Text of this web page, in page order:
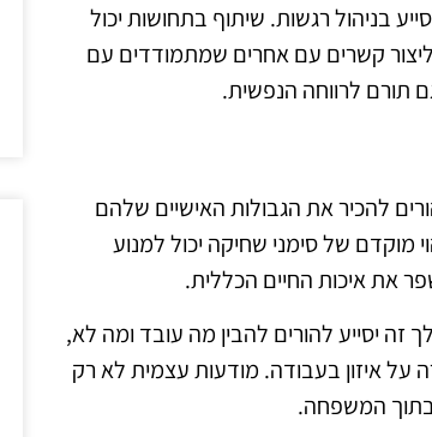
בניהול רגשות. שיתוף בתחושות יכול
וליצור קשרים עם אחרים שמתמודדים עם
תורם לרווחה הנפשית.
להכיר את הגבולות האישיים שלהם
מוקדם של סימני שחיקה יכול למנוע
את איכות החיים הכללית.
זה יסייע להורים להבין מה עובד ומה לא,
על איזון בעבודה. מודעות עצמית לא רק
בתוך המשפחה.